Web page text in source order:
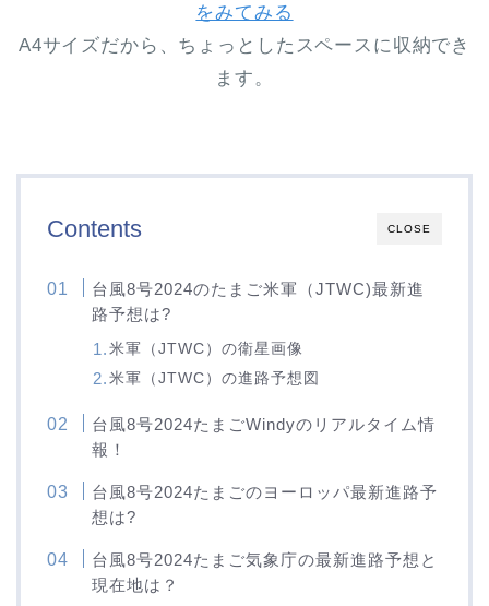
をみてみる
A4サイズだから、ちょっとしたスペースに収納でき
ます。
CLOSE
Contents
台風8号2024のたまご米軍（JTWC)最新進
路予想は?
米軍（JTWC）の衛星画像
米軍（JTWC）の進路予想図
台風8号2024たまごWindyのリアルタイム情
報！
台風8号2024たまごのヨーロッパ最新進路予
想は?
台風8号2024たまご気象庁の最新進路予想と
現在地は？